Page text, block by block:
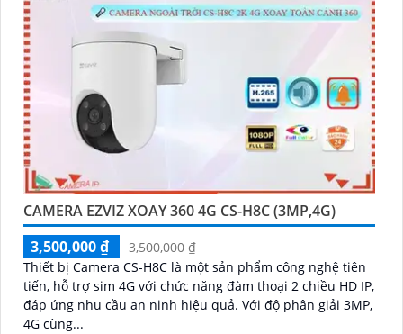
CAMERA EZVIZ XOAY 360 4G CS-H8C (3MP,4G)
3,500,000 ₫
3,500,000 ₫
Thiết bị Camera CS-H8C là một sản phẩm công nghệ tiên
tiến, hỗ trợ sim 4G với chức năng đàm thoại 2 chiều HD IP,
đáp ứng nhu cầu an ninh hiệu quả. Với độ phân giải 3MP,
4G cùng...